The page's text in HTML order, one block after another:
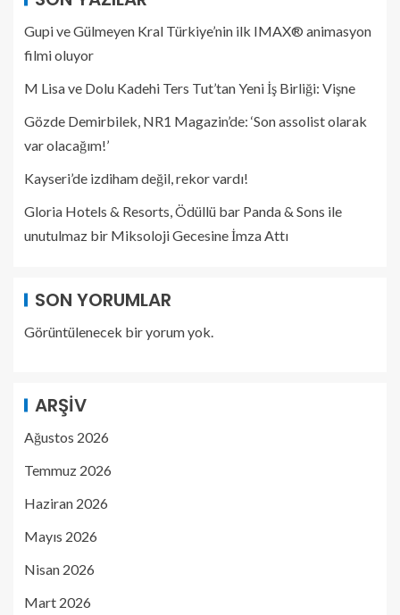
Gupi ve Gülmeyen Kral Türkiye’nin ilk IMAX® animasyon
filmi oluyor
M Lisa ve Dolu Kadehi Ters Tut’tan Yeni İş Birliği: Vişne
Gözde Demirbilek, NR1 Magazin’de: ‘Son assolist olarak
var olacağım!’
Kayseri’de izdiham değil, rekor vardı!
Gloria Hotels & Resorts, Ödüllü bar Panda & Sons ile
unutulmaz bir Miksoloji Gecesine İmza Attı
SON YORUMLAR
Görüntülenecek bir yorum yok.
ARŞIV
Ağustos 2026
Temmuz 2026
Haziran 2026
Mayıs 2026
Nisan 2026
Mart 2026